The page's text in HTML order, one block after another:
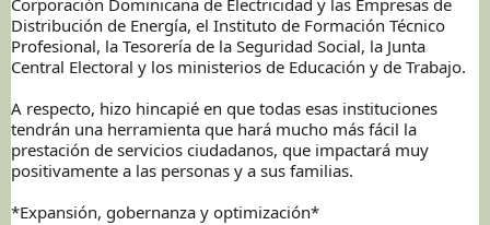
Corporación Dominicana de Electricidad y las Empresas de
Distribución de Energía, el Instituto de Formación Técnico
Profesional, la Tesorería de la Seguridad Social, la Junta
Central Electoral y los ministerios de Educación y de Trabajo.
A respecto, hizo hincapié en que todas esas instituciones
tendrán una herramienta que hará mucho más fácil la
prestación de servicios ciudadanos, que impactará muy
positivamente a las personas y a sus familias.
*Expansión, gobernanza y optimización*